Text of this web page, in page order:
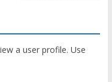
a user profile. Use